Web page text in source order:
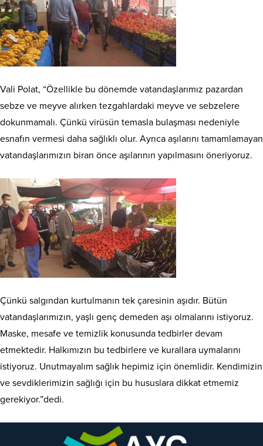
Vali Polat, “Özellikle bu dönemde vatandaşlarımız pazardan
sebze ve meyve alırken tezgahlardaki meyve ve sebzelere
dokunmamalı. Çünkü virüsün temasla bulaşması nedeniyle
esnafın vermesi daha sağlıklı olur. Ayrıca aşılarını tamamlamayan
vatandaşlarımızın biran önce aşılarının yapılmasını öneriyoruz.
Çünkü salgından kurtulmanın tek çaresinin aşıdır. Bütün
vatandaşlarımızın, yaşlı genç demeden aşı olmalarını istiyoruz.
Maske, mesafe ve temizlik konusunda tedbirler devam
etmektedir. Halkımızın bu tedbirlere ve kurallara uymalarını
istiyoruz. Unutmayalım sağlık hepimiz için önemlidir. Kendimizin
ve sevdiklerimizin sağlığı için bu hususlara dikkat etmemiz
gerekiyor.”dedi.